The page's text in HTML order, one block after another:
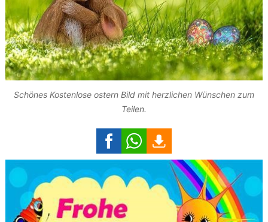
Schönes Kostenlose ostern Bild mit herzlichen Wünschen zum
Teilen.